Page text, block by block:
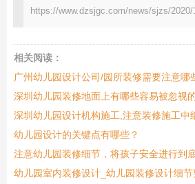
https://www.dzsjgc.com/news/sjzs/2020/
相关阅读：
广州幼儿园设计公司/园所装修需要注意哪
深圳幼儿园装修地面上有哪些容易被忽视
深圳幼儿园设计机构施工,注意装修施工中
幼儿园设计的关键点有哪些？
注意幼儿园装修细节，将孩子安全进行到底
幼儿园室内装修设计_幼儿园装修设计细节